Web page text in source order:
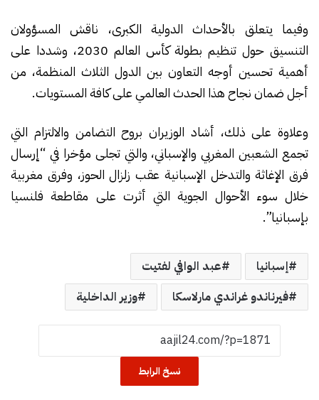
وفيما يتعلق بالأحداث الدولية الكبرى، ناقش المسؤولان
التنسيق حول تنظيم بطولة كأس العالم 2030، وشددا على
أهمية تحسين أوجه التعاون بين الدول الثلاث المنظمة، من
أجل ضمان نجاح هذا الحدث العالمي على كافة المستويات.
وعلاوة على ذلك، أشاد الوزيران بروح التضامن والالتزام التي
تجمع الشعبين المغربي والإسباني، والتي تجلى مؤخرا في “إرسال
فرق الإغاثة والتدخل الإسبانية عقب زلزال الحوز، وفرق مغربية
خلال سوء الأحوال الجوية التي أثرت على مقاطعة فلنسيا
بإسبانيا”.
إسبانيا
عبد الوافي لفتيت
فيرناندو غراندي مارلاسكا
وزير الداخلية
نسخ الرابط